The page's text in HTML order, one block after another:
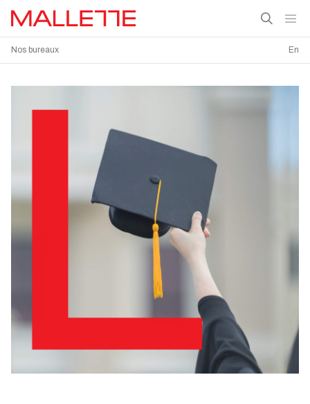
Nos bureaux En